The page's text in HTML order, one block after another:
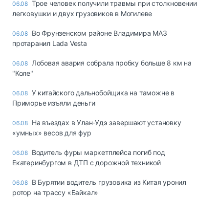
06.08 Трое человек получили травмы при столкновении
легковушки и двух грузовиков в Могилеве
06.08 Во Фрунзенском районе Владимира МАЗ
протаранил Lada Vesta
06.08 Лобовая авария собрала пробку больше 8 км на
"Коле"
06.08 У китайского дальнобойщика на таможне в
Приморье изъяли деньги
06.08 Ha въeздax в Улaн-Удэ зaвepшaют ycтaнoвкy
«yмныx» вecoв для фyp
06.08 Водитель фуры маркетплейса погиб под
Екатеринбургом в ДТП с дорожной техникой
06.08 В Бурятии водитель грузовика из Китая уронил
ротор на трассу «Байкал»